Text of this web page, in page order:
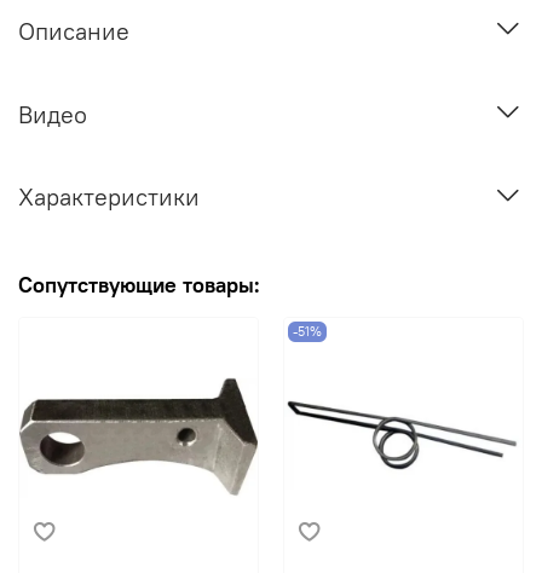
Описание
Видео
Характеристики
Сопутствующие товары:
-51%